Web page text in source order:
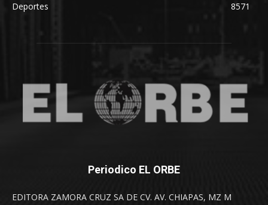
Deportes
8571
Periodico EL ORBE
EDITORA ZAMORA CRUZ SA DE CV. AV. CHIAPAS, MZ M